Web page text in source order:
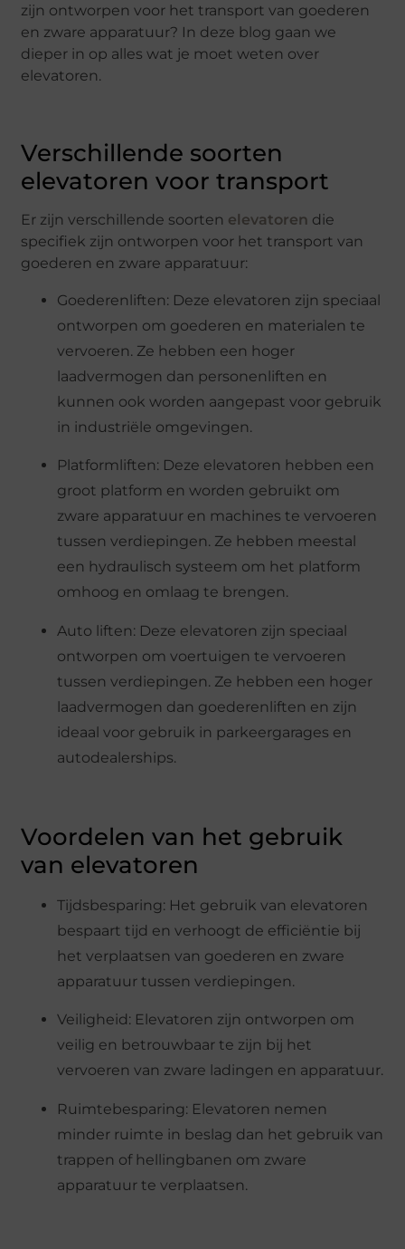
zijn ontworpen voor het transport van goederen
en zware apparatuur? In deze blog gaan we
dieper in op alles wat je moet weten over
elevatoren.
Verschillende soorten
elevatoren voor transport
Er zijn verschillende soorten elevatoren die
specifiek zijn ontworpen voor het transport van
goederen en zware apparatuur:
Goederenliften: Deze elevatoren zijn speciaal
ontworpen om goederen en materialen te
vervoeren. Ze hebben een hoger
laadvermogen dan personenliften en
kunnen ook worden aangepast voor gebruik
in industriële omgevingen.
Platformliften: Deze elevatoren hebben een
groot platform en worden gebruikt om
zware apparatuur en machines te vervoeren
tussen verdiepingen. Ze hebben meestal
een hydraulisch systeem om het platform
omhoog en omlaag te brengen.
Auto liften: Deze elevatoren zijn speciaal
ontworpen om voertuigen te vervoeren
tussen verdiepingen. Ze hebben een hoger
laadvermogen dan goederenliften en zijn
ideaal voor gebruik in parkeergarages en
autodealerships.
Voordelen van het gebruik
van elevatoren
Tijdsbesparing: Het gebruik van elevatoren
bespaart tijd en verhoogt de efficiëntie bij
het verplaatsen van goederen en zware
apparatuur tussen verdiepingen.
Veiligheid: Elevatoren zijn ontworpen om
veilig en betrouwbaar te zijn bij het
vervoeren van zware ladingen en apparatuur.
Ruimtebesparing: Elevatoren nemen
minder ruimte in beslag dan het gebruik van
trappen of hellingbanen om zware
apparatuur te verplaatsen.